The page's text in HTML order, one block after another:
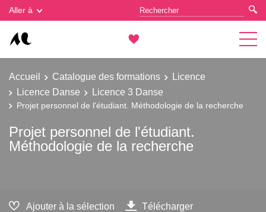
Aller à
Accueil Catalogue des formations
Licence
Licence Danse
Licence 3 Danse
Projet personnel de l'étudiant. Méthodologie de la recherche
Projet personnel de l'étudiant.
Méthodologie de la recherche
Ajouter à la sélection Télécharger
Gestion des cookies